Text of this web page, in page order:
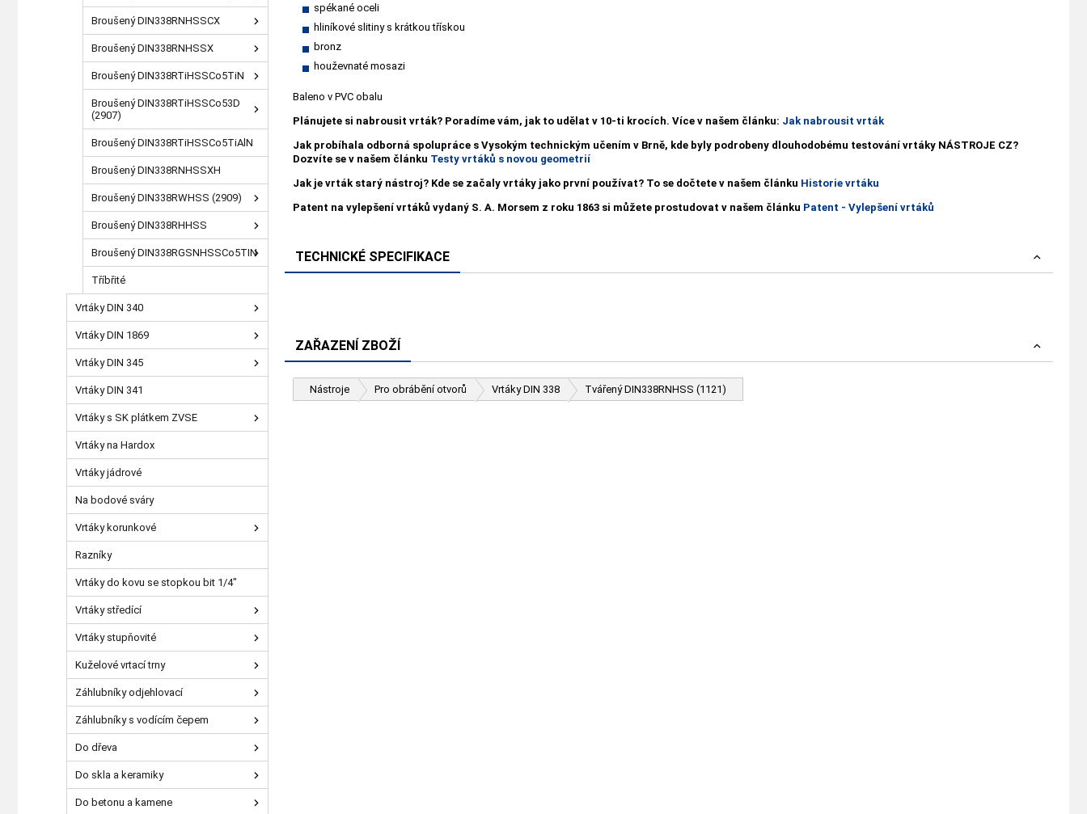
spékané oceli
hliníkové slitiny s krátkou třískou
bronz
houževnaté mosazi
Baleno v PVC obalu
Plánujete si nabrousit vrták? Poradíme vám, jak to udělat v 10-ti krocích. Více v našem článku: Jak nabrousit vrták
Jak probíhala odborná spolupráce s Vysokým technickým učením v Brně, kde byly podrobeny dlouhodobému testování vrtáky NÁSTROJE CZ?
Dozvíte se v našem článku Testy vrtáků s novou geometrií
Jak je vrták starý nástroj? Kde se začaly vrtáky jako první používat? To se dočtete v našem článku Historie vrtáku
Patent na vylepšení vrtáků vydaný S. A. Morsem z roku 1863 si můžete prostudovat v našem článku Patent - Vylepšení vrtáků
TECHNICKÉ SPECIFIKACE
ZAŘAZENÍ ZBOŽÍ
Nástroje Pro obrábění otvorů Vrtáky DIN 338 Tvářený DIN338RNHSS (1121)
Broušený DIN338RNHSSCX
Broušený DIN338RNHSSX
Broušený DIN338RTiHSSCo5TiN
Broušený DIN338RTiHSSCo53D
(2907)
Broušený DIN338RTiHSSCo5TiAlN
Broušený DIN338RNHSSXH
Broušený DIN338RWHSS (2909)
Broušený DIN338RHHSS
Broušený DIN338RGSNHSSCo5TIN
Tříbřité
Vrtáky DIN 340
Vrtáky DIN 1869
Vrtáky DIN 345
Vrtáky DIN 341
Vrtáky s SK plátkem ZVSE
Vrtáky na Hardox
Vrtáky jádrové
Na bodové sváry
Vrtáky korunkové
Razníky
Vrtáky do kovu se stopkou bit 1/4"
Vrtáky středící
Vrtáky stupňovité
Kuželové vrtací trny
Záhlubníky odjehlovací
Záhlubníky s vodícím čepem
Do dřeva
Do skla a keramiky
Do betonu a kamene